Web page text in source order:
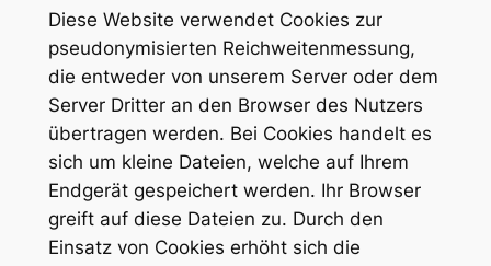
Diese Website verwendet Cookies zur
pseudonymisierten Reichweitenmessung,
die entweder von unserem Server oder dem
Server Dritter an den Browser des Nutzers
übertragen werden. Bei Cookies handelt es
sich um kleine Dateien, welche auf Ihrem
Endgerät gespeichert werden. Ihr Browser
greift auf diese Dateien zu. Durch den
Einsatz von Cookies erhöht sich die